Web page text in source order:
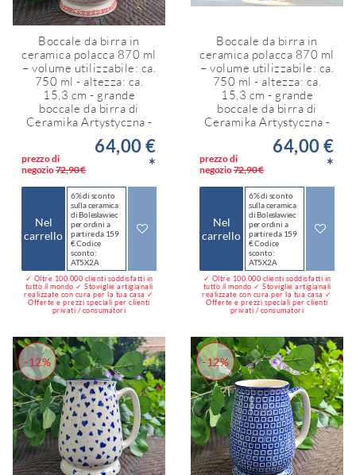
Boccale da birra in
ceramica polacca 870 ml
– volume utilizzabile: ca.
750 ml - altezza: ca.
15,3 cm - grande
boccale da birra di
Ceramika Artystyczna -
prezzo di
negozio72,90 €
64,00 €
*
Nel
carrello
6% di sconto
sulla ceramica
di Bolesławiec
per ordini a
partire da 159
€ Codice
sconto:
AT5X2A
✓ Oltre 100.000 clienti soddisfatti in
tutto il mondo ✓ Stoviglie artigianali
realizzate con cura per la tua casa ✓
Offerte e prezzi speciali per clienti
privati / consumatori
Boccale da birra in
ceramica polacca 870 ml
– volume utilizzabile: ca.
750 ml - altezza: ca.
15,3 cm - grande
boccale da birra di
Ceramika Artystyczna -
prezzo di
negozio72,90 €
64,00 €
*
Nel
carrello
6% di sconto
sulla ceramica
di Bolesławiec
per ordini a
partire da 159
€ Codice
sconto:
AT5X2A
✓ Oltre 100.000 clienti soddisfatti in
tutto il mondo ✓ Stoviglie artigianali
realizzate con cura per la tua casa ✓
Offerte e prezzi speciali per clienti
privati / consumatori
-12% -12%